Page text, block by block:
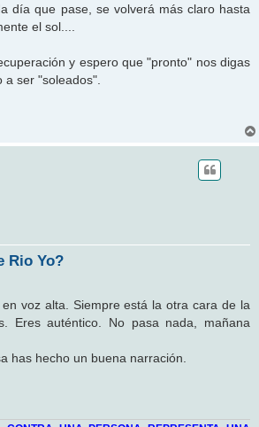
día que pase, se volverá más claro hasta
el sol....
y espero que "pronto" nos digas
ser "soleados".
Rio Yo?
voz alta. Siempre está la otra cara de la
Eres auténtico. No pasa nada, mañana
has hecho un buena narración.